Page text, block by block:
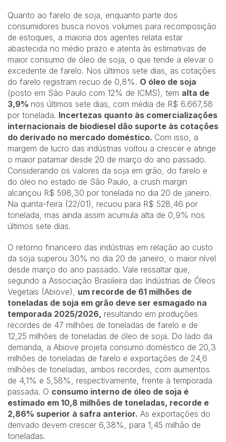
Quanto ao farelo de soja, enquanto parte dos
consumidores busca novos volumes para recomposição
de estoques, a maioria dos agentes relata estar
abastecida no médio prazo e atenta às estimativas de
maior consumo de óleo de soja, o que tende a elevar o
excedente de farelo. Nos últimos sete dias, as cotações
do farelo registram recuo de 0,8%. O óleo de soja
(posto em São Paulo com 12% de ICMS), tem alta de
3,9% nos últimos sete dias, com média de R$ 6.667,58
por tonelada. Incertezas quanto às comercializações
internacionais de biodiesel dão suporte às cotações
do derivado no mercado doméstico. Com isso, a
margem de lucro das indústrias voltou a crescer e atinge
o maior patamar desde 20 de março do ano passado.
Considerando os valores da soja em grão, do farelo e
do óleo no estado de São Paulo, a crush margin
alcançou R$ 598,30 por tonelada no dia 20 de janeiro.
Na quinta-feira (22/01), recuou para R$ 528,46 por
tonelada, mas ainda assim acumula alta de 0,9% nos
últimos sete dias.
O retorno financeiro das indústrias em relação ao custo
da soja superou 30% no dia 20 de janeiro, o maior nível
desde março do ano passado. Vale ressaltar que,
segundo a Associação Brasileira das Indústrias de Óleos
Vegetais (Abiove), um recorde de 61 milhões de
toneladas de soja em grão deve ser esmagado na
temporada 2025/2026, resultando em produções
recordes de 47 milhões de toneladas de farelo e de
12,25 milhões de toneladas de óleo de soja. Do lado da
demanda, a Abiove projeta consumo doméstico de 20,3
milhões de toneladas de farelo e exportações de 24,6
milhões de toneladas, ambos recordes, com aumentos
de 4,1% e 5,58%, respectivamente, frente à temporada
passada. O consumo interno de óleo de soja é
estimado em 10,8 milhões de toneladas, recorde e
2,86% superior à safra anterior. As exportações do
derivado devem crescer 6,38%, para 1,45 milhão de
toneladas.